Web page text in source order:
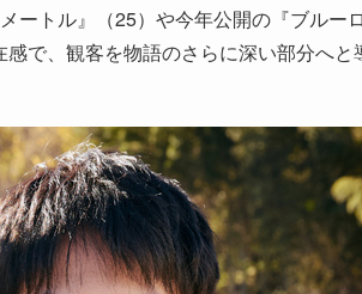
ートル』（25）や今年公開の『ブルー
で、観客を物語のさらに深い部分へと